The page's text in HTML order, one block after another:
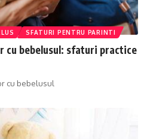
SFATURI PENTRU PARINTI
cu bebelusul: sfaturi practice
cu bebelusul